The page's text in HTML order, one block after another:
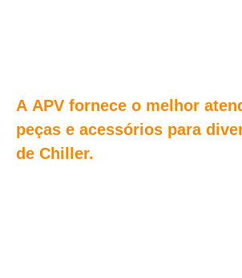
A APV fornece o melhor
peças e acessórios para
de Chiller.